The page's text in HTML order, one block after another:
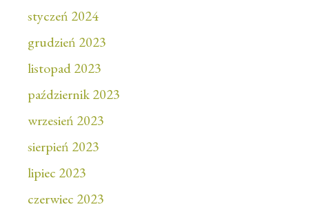
styczeń 2024
grudzień 2023
listopad 2023
październik 2023
wrzesień 2023
sierpień 2023
lipiec 2023
czerwiec 2023